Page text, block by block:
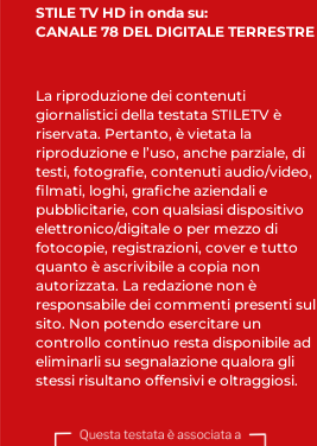
STILE TV HD in onda su:
CANALE 78 DEL DIGITALE TERRESTRE
La riproduzione dei contenuti
giornalistici della testata STILETV è
riservata. Pertanto, è vietata la
riproduzione e l’uso, anche parziale, di
testi, fotografie, contenuti audio/video,
filmati, loghi, grafiche aziendali e
pubblicitarie, con qualsiasi dispositivo
elettronico/digitale o per mezzo di
fotocopie, registrazioni, cover e tutto
quanto è ascrivibile a copia non
autorizzata. La redazione non è
responsabile dei commenti presenti sul
sito. Non potendo esercitare un
controllo continuo resta disponibile ad
eliminarli su segnalazione qualora gli
stessi risultano offensivi e oltraggiosi.